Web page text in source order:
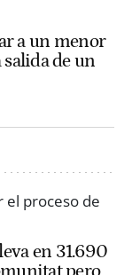
a un menor
salida de un
en 31.690